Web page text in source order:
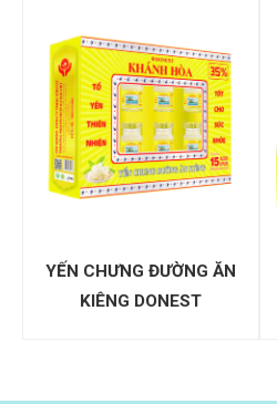
YẾN CHƯNG ĐƯỜNG ĂN
KIÊNG DONEST